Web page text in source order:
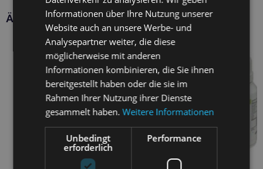
Ähnliche Produkte
Informationen über Ihre Nutzung unserer
Website auch an unsere Werbe- und
Analysepartner weiter, die diese
möglicherweise mit anderen
Informationen kombinieren, die Sie ihnen
bereitgestellt haben oder die sie im
Rahmen Ihrer Nutzung ihrer Dienste
gesammelt haben.Weitere Informationen
Unbedingt
erforderlich
Performance